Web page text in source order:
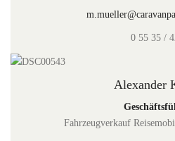
0 55 35 /
Alexander
Fahrzeugverkauf